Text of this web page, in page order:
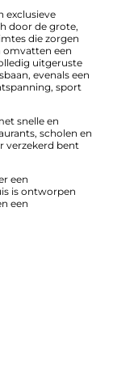
exclusieve
door de grote,
die zorgen
omvatten een
uitgeruste
evenals een
sport
snelle en
scholen en
verzekerd bent
een
is ontworpen
een